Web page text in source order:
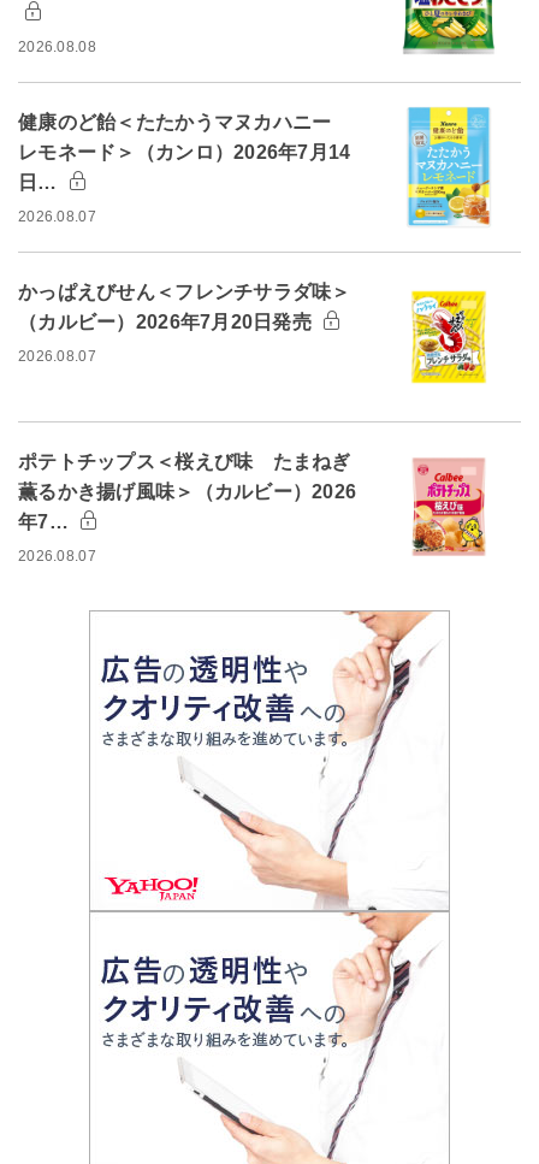
2026.08.08
健康のど飴＜たたかうマヌカハニー
レモネード＞（カンロ）2026年7月14
日…
2026.08.07
かっぱえびせん＜フレンチサラダ味＞
（カルビー）2026年7月20日発売
2026.08.07
ポテトチップス＜桜えび味 たまねぎ
薫るかき揚げ風味＞（カルビー）2026
年7…
2026.08.07